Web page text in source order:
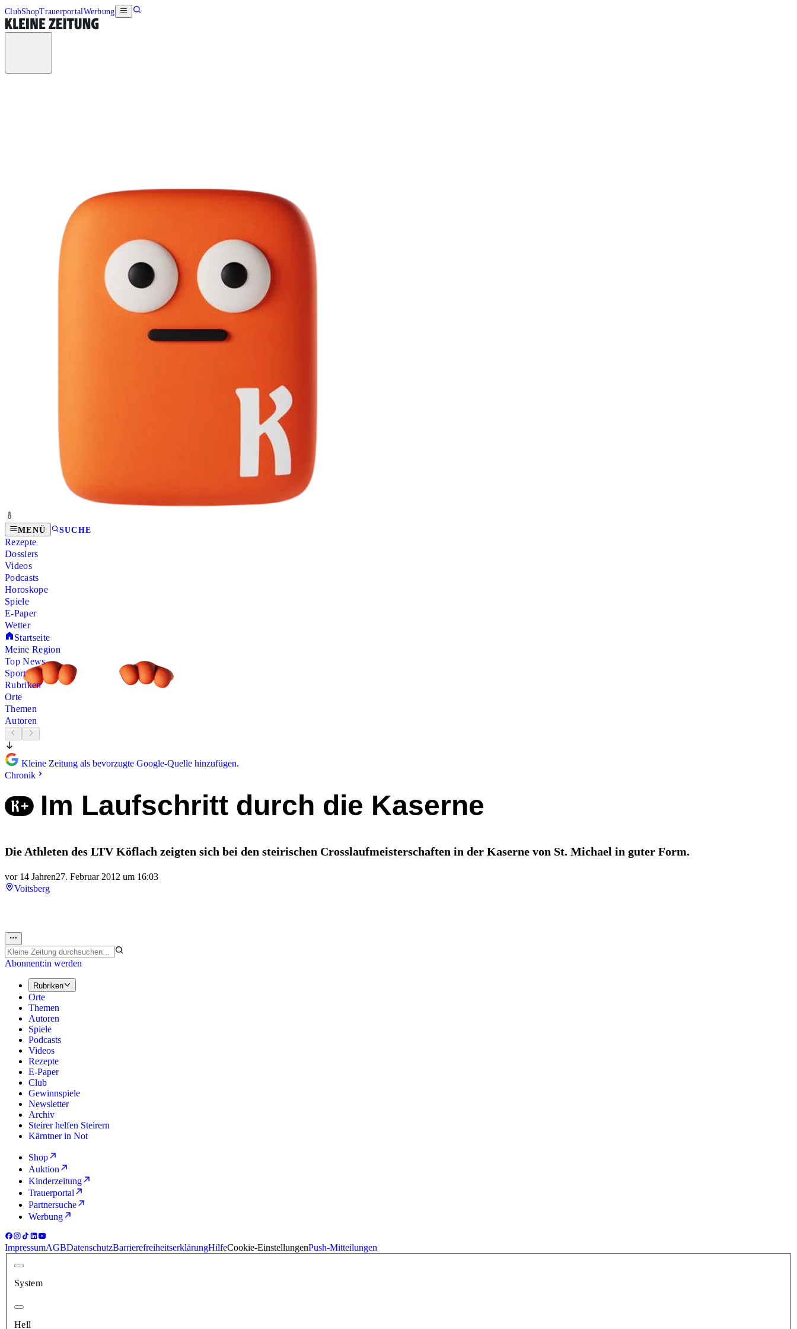
ClubShopTrauerportalWerbung
MENÜ SUCHE
Rezepte
Dossiers
Videos
Podcasts
Horoskope
Spiele
E-Paper
Wetter
Startseite
Meine Region
Top News
Sport
Rubriken
Orte
Themen
Autoren
Kleine Zeitung als bevorzugte Google-Quelle hinzufügen.
Chronik
Im Laufschritt durch die Kaserne
Die Athleten des LTV Köflach zeigten sich bei den steirischen Crosslaufmeisterschaften in der Kaserne von St. Michael in guter Form.
vor 14 Jahren27. Februar 2012 um 16:03
Voitsberg
Abonnent:in werden
Rubriken
Orte
Themen
Autoren
Spiele
Podcasts
Videos
Rezepte
E-Paper
Club
Gewinnspiele
Newsletter
Archiv
Steirer helfen Steirern
Kärntner in Not
Shop
Auktion
Kinderzeitung
Trauerportal
Partnersuche
Werbung
ImpressumAGBDatenschutzBarrierefreiheitserklärungHilfeCookie-EinstellungenPush-Mitteilungen
System
Hell